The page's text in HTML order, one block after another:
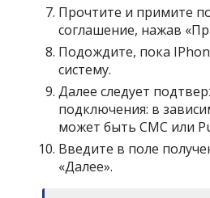
Прочтите и примите
соглашение, нажав
Подождите, пока
систему.
Далее следует
подключения: в
может быть СМС или
Введите в поле
«Далее».